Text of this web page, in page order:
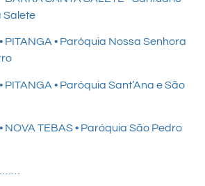
Salete
PITANGA • Paróquia Nossa Senhora
PITANGA • Paróquia Sant’Ana e São
NOVA TEBAS • Paróquia São Pedro